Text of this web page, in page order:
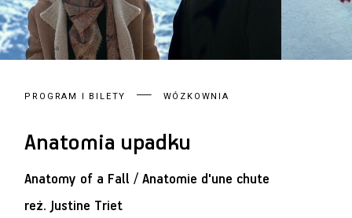
PROGRAM I BILETY WÓZKOWNIA
Anatomia upadku
Anatomy of a Fall / Anatomie d'une chute
reż.Justine Triet